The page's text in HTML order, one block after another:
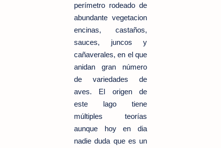
perímetro rodeado de
abundante vegetacion
encinas, castaños,
sauces, juncos y
cañaverales, en el que
anidan gran número
de variedades de
aves. El origen de
este lago tiene
múltiples teorías
aunque hoy en dia
nadie duda que es un